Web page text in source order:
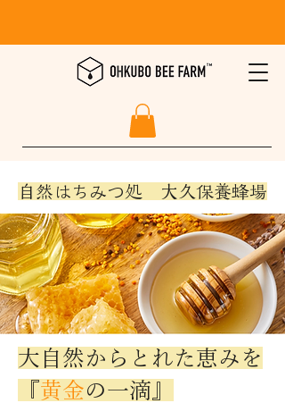
​自然はちみつ処 大久保養蜂場
大自然からとれた恵みを
『黄金の一滴』